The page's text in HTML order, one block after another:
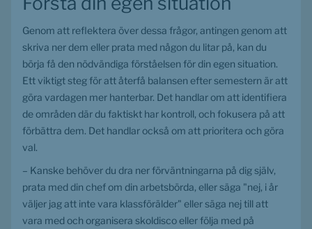
Genom att reflektera över dessa frågor, antingen genom att
skriva ner dem eller prata med någon du litar på, kan du
Ett viktigt steg för att återfå balansen efter semestern är att
göra vardagen mer hanterbar. Det handlar om att identifiera
de områden där du faktiskt har kontroll, och fokusera på att
förbättra dem. Det handlar också om att prioritera och göra
val.
– Kanske behöver du dra ner förväntningarna på dig själv,
prata med din chef om din arbetsbörda, eller säga "nej, i år
väljer jag att inte vara klassförälder" eller säga nej till att
vara med och organisera skoldisco eller följa med på